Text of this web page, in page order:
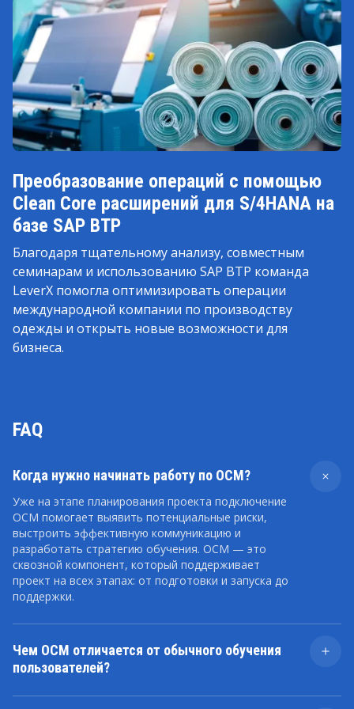
Преобразование операций с помощью
Clean Core расширений для S/4HANA на
базе SAP BTP
Благодаря тщательному анализу, совместным
семинарам и использованию SAP BTP команда
LeverX помогла оптимизировать операции
международной компании по производству
одежды и открыть новые возможности для
бизнеса.
FAQ
Когда нужно начинать работу по OCM?
Уже на этапе планирования проекта подключение
OCM помогает выявить потенциальные риски,
выстроить эффективную коммуникацию и
разработать стратегию обучения. OCM — это
сквозной компонент, который поддерживает
проект на всех этапах: от подготовки и запуска до
поддержки.
Чем OCM отличается от обычного обучения
пользователей?
Обучение — один из элементов OCM. Оно